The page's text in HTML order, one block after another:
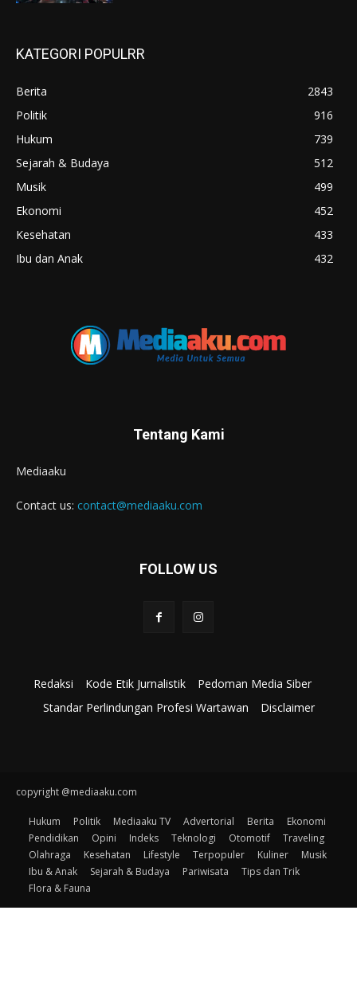
KATEGORI POPULRR
Berita
2843
Politik
916
Hukum
739
Sejarah & Budaya
512
Musik
499
Ekonomi
452
Kesehatan
433
Ibu dan Anak
432
Tentang Kami
Mediaaku
Contact us: contact@mediaaku.com
FOLLOW US
Redaksi Kode Etik Jurnalistik
Pedoman Media Siber
Standar Perlindungan Profesi Wartawan
Disclaimer
copyright @mediaaku.com
Hukum Politik Mediaaku TV Advertorial Berita
Ekonomi
Pendidikan
Opini Indeks Teknologi Otomotif
Traveling
Olahraga
Kesehatan Lifestyle Terpopuler Kuliner
Musik
Ibu & Anak
Sejarah & Budaya Pariwisata
Tips dan Trik
Flora & Fauna